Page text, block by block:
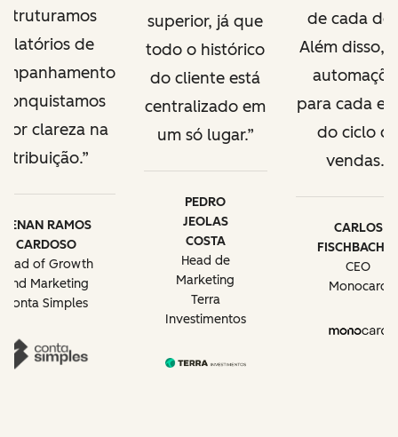
de
clareza na
atribuição.
RENAN RAMOS
CARDOSO
Head of Growth
and Marketing
Conta Simples
superior, já que
todo o histórico
do cliente está
centralizado em
um só lugar.
PEDRO
JEOLAS
COSTA
Head de
Marketing
Terra
Investimentos
de cada
Além disso,
para cada
do ciclo
vendas.
CARLOS
CEO
Monocard